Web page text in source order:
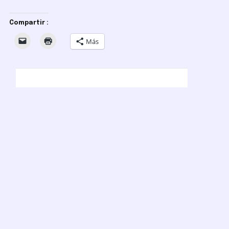
Compartir :
Más